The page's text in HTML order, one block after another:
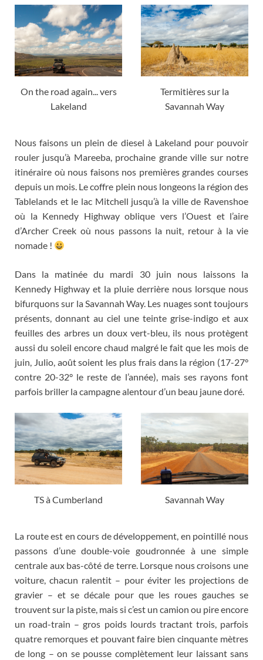
On the road again...vers
Lakeland
Termitières sur la
Savannah Way
Nous faisons un plein de diesel à Lakeland pour pouvoir
rouler jusqu’à Mareeba, prochaine grande ville sur notre
itinéraire où nous faisons nos premières grandes courses
depuis un mois. Le coffre plein nous longeons la région des
Tablelands et le lac Mitchell jusqu’à la ville de Ravenshoe
où la Kennedy Highway oblique vers l’Ouest et l’aire
d’Archer Creek où nous passons la nuit, retour à la vie
nomade !
Dans la matinée du mardi 30 juin nous laissons la
Kennedy Highway et la pluie derrière nous lorsque nous
bifurquons sur la Savannah Way. Les nuages sont toujours
présents, donnant au ciel une teinte grise-indigo et aux
feuilles des arbres un doux vert-bleu, ils nous protègent
aussi du soleil encore chaud malgré le fait que les mois de
juin, Julio, août soient les plus frais dans la région (17-27°
contre 20-32° le reste de l’année), mais ses rayons font
parfois briller la campagne alentour d’un beau jaune doré.
TS à Cumberland Savannah Way
La route est en cours de développement, en pointillé nous
passons d’une double-voie goudronnée à une simple
centrale aux bas-côté de terre. Lorsque nous croisons une
voiture,chacun ralentit – pour éviter les projections de
gravier – et se décale pour que les roues gauches se
trouvent sur la piste, mais si c’est un camion ou pire encore
un road-train – gros poids lourds tractant trois, parfois
quatre remorques et pouvant faire bien cinquante mètres
de long – on se pousse complètement leur laissant sans